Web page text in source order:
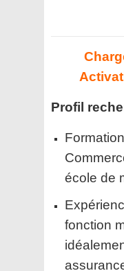
Profil
école de
fonction